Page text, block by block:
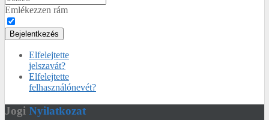
Emlékezzen rám
Bejelentkezés
Elfelejtette
jelszavát?
Elfelejtette
felhasználónevét?
Jogi Nyilatkozat